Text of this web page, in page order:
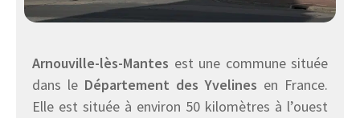
Arnouville-lès-Mantes est une commune située
dans le Département des Yvelines en France.
Elle est située à environ 50 kilomètres à l’ouest